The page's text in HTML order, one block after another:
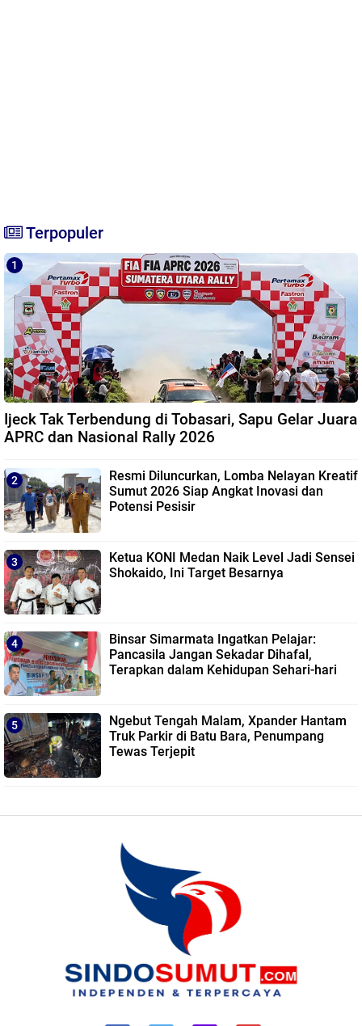
Terpopuler
Ijeck Tak Terbendung di Tobasari, Sapu Gelar Juara
APRC dan Nasional Rally 2026
Resmi Diluncurkan, Lomba Nelayan Kreatif
Sumut 2026 Siap Angkat Inovasi dan
Potensi Pesisir
Ketua KONI Medan Naik Level Jadi Sensei
Shokaido, Ini Target Besarnya
Binsar Simarmata Ingatkan Pelajar:
Pancasila Jangan Sekadar Dihafal,
Terapkan dalam Kehidupan Sehari-hari
Ngebut Tengah Malam, Xpander Hantam
Truk Parkir di Batu Bara, Penumpang
Tewas Terjepit